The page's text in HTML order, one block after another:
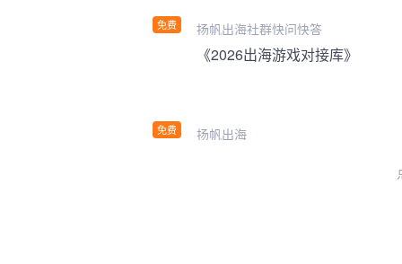
免费 扬帆出海社群快问快答
免费
《2026出海游戏对接库》
扬帆出海